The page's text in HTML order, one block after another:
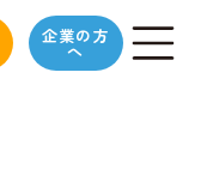
企業の方
へ